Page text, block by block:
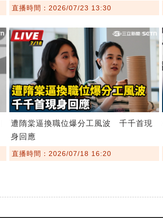
直播時間：2026/07/23 13:30
遭隋棠逼換職位爆分工風波 千千首現
身回應
直播時間：2026/07/18 16:20